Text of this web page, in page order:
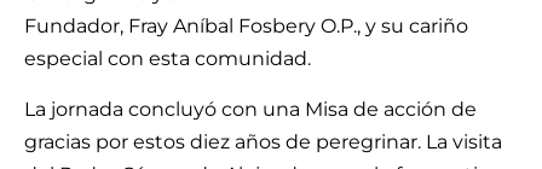
Fundador, Fray Aníbal Fosbery O.P., y su cariño
especial con esta comunidad.
La jornada concluyó con una Misa de acción de
gracias por estos diez años de peregrinar. La visita